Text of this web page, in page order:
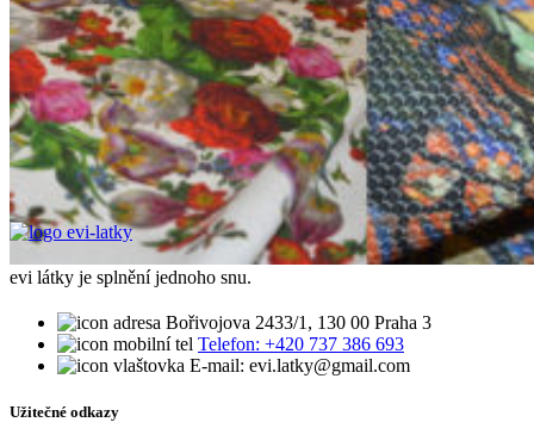
evi látky je splnění jednoho snu.
Bořivojova 2433/1, 130 00 Praha 3
Telefon: +420 737 386 693
E-mail: evi.latky@gmail.com
Užitečné odkazy